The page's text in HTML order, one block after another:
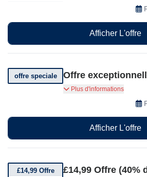
Afficher L'offre
offre speciale Offre
Parrainez un ami et
Plus d'informations
Afficher L'offre
£14,99 Offre £14,99 Offre (40%